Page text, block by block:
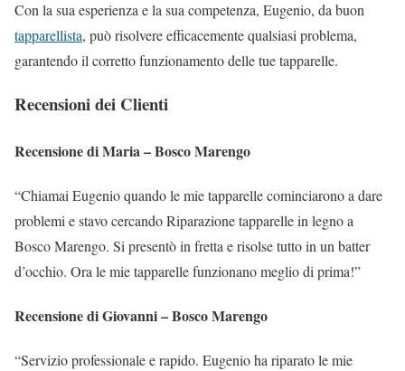
Con la sua esperienza e la sua competenza, Eugenio, da buon
tapparellista, può risolvere efficacemente qualsiasi problema,
garantendo il corretto funzionamento delle tue tapparelle.
Recensioni dei Clienti
Recensione di Maria – Bosco Marengo
“Chiamai Eugenio quando le mie tapparelle cominciarono a dare
problemi e stavo cercando Riparazione tapparelle in legno a
Bosco Marengo. Si presentò in fretta e risolse tutto in un batter
d’occhio. Ora le mie tapparelle funzionano meglio di prima!”
Recensione di Giovanni – Bosco Marengo
“Servizio professionale e rapido. Eugenio ha riparato le mie